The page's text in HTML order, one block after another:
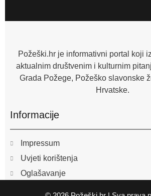
o
f
Požeški.hr je informativni portal koji
aktualnim društvenim i kulturnim
Grada Požege, Požeško slavonske
Hrvatske.
Informacije
Impressum
Uvjeti korištenja
Oglašavanje